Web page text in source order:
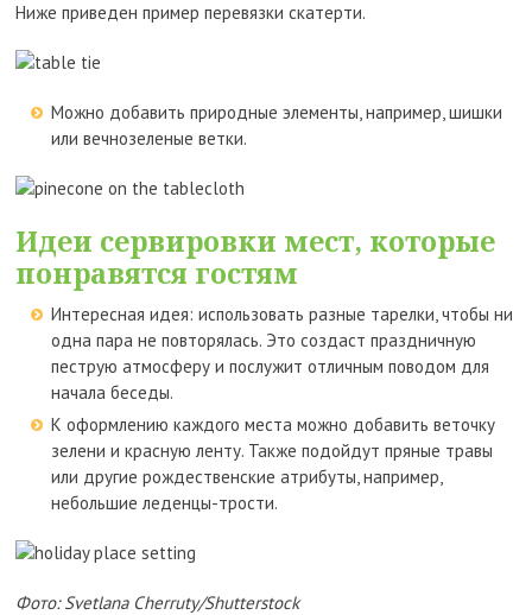
Ниже приведен пример перевязки скатерти.
Можно добавить природные элементы, например, шишки
или вечнозеленые ветки.
Идеи сервировки мест, которые
понравятся гостям
Интересная идея: использовать разные тарелки, чтобы ни
одна пара не повторялась. Это создаст праздничную
пеструю атмосферу и послужит отличным поводом для
начала беседы.
К оформлению каждого места можно добавить веточку
зелени и красную ленту. Также подойдут пряные травы
или другие рождественские атрибуты, например,
небольшие леденцы-трости.
Фото: Svetlana Cherruty/Shutterstock